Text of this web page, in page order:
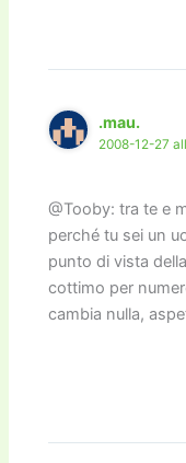
.mau.
2008-12-27
@Tooby: tra te e
perché tu sei un
punto di vista
cottimo per
cambia nulla,